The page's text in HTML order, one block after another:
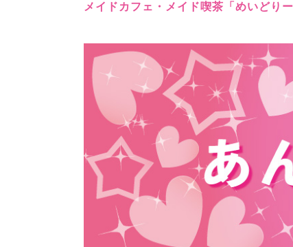
メイドカフェ・メイド喫茶「めいどり